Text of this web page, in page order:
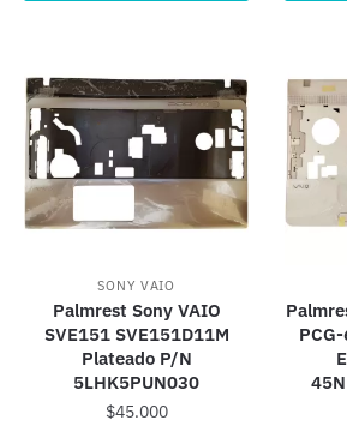
SONY VAIO
Palmrest Sony VAIO
SVE151 SVE151D11M
Plateado P/N
5LHK5PUN030
$45.000